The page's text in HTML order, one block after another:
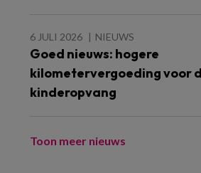
6 JULI 2026 NIEUWS
Goed nieuws: hogere
kilometervergoeding voor
kinderopvang
Toon meer nieuws